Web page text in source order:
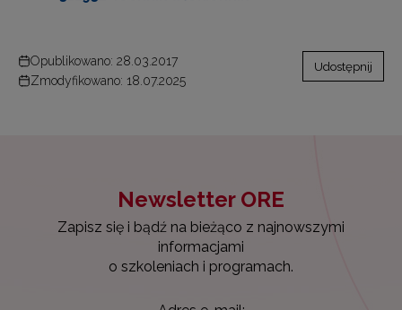
Opublikowano: 28.03.2017
Zmodyfikowano: 18.07.2025
Udostępnij
Newsletter ORE
Zapisz się i bądź na bieżąco z najnowszymi
informacjami
o szkoleniach i programach.